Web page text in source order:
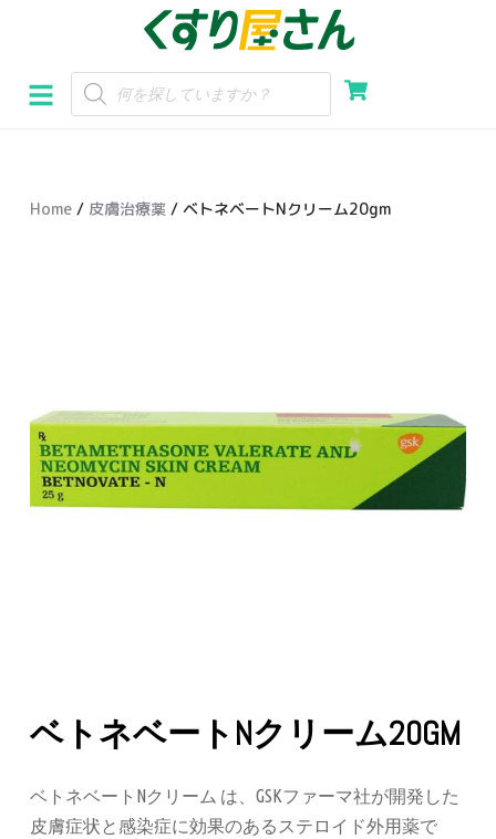
ン
テ
スHome / 皮膚治療薬 / ベトネベートNクリーム20gm
ベトネベートNクリーム20GM
ベトネベートNクリーム は、GSKファーマ社が開発した
皮膚症状と感染症に効果のあるステロイド外用薬で